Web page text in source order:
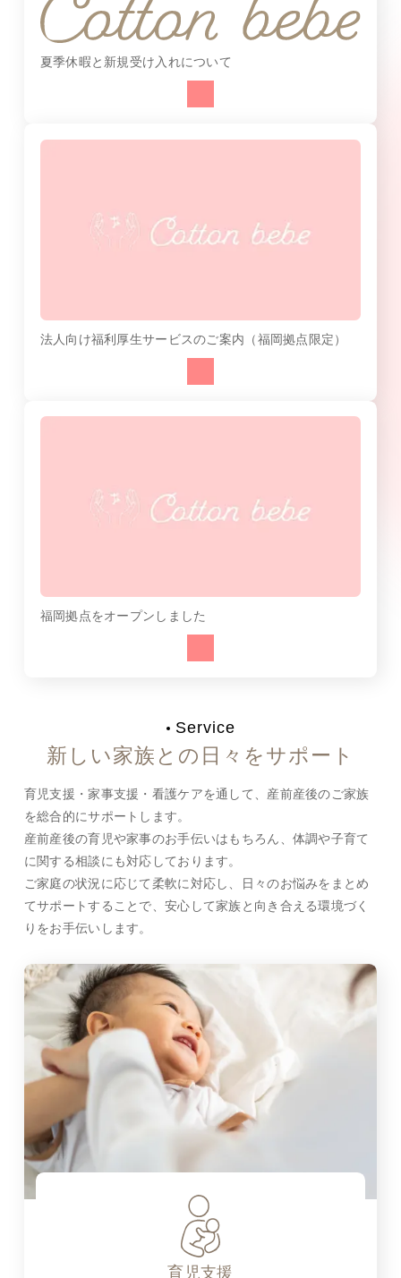
夏季休暇と新規受け入れについて
法人向け福利厚生サービスのご案内（福岡拠点限定）
福岡拠点をオープンしました
Service
新しい家族との日々をサポート
育児支援・家事支援・看護ケアを通して、産前産後のご家族
を総合的にサポートします。
産前産後の育児や家事のお手伝いはもちろん、体調や子育て
に関する相談にも対応しております。
ご家庭の状況に応じて柔軟に対応し、日々のお悩みをまとめ
てサポートすることで、安心して家族と向き合える環境づく
りをお手伝いします。
育児支援